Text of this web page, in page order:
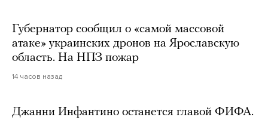
Губернатор сообщил о «самой массовой
атаке» украинских дронов на Ярославскую
область. На НПЗ пожар
14 часов назад
Джанни Инфантино останется главой ФИФА.